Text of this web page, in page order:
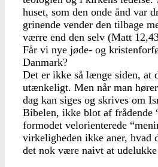
huset, som den onde ånd var
grinende vender den tilbage
værre end den selv (Matt
Får vi nye jøde- og
Danmark?
Det er ikke så længe siden, at
utænkeligt. Men når man
dag kan siges og skrives om
Bibelen, ikke blot af frådende
formodet velorienterede
virkeligheden ikke aner, hvad
det nok være naivt at